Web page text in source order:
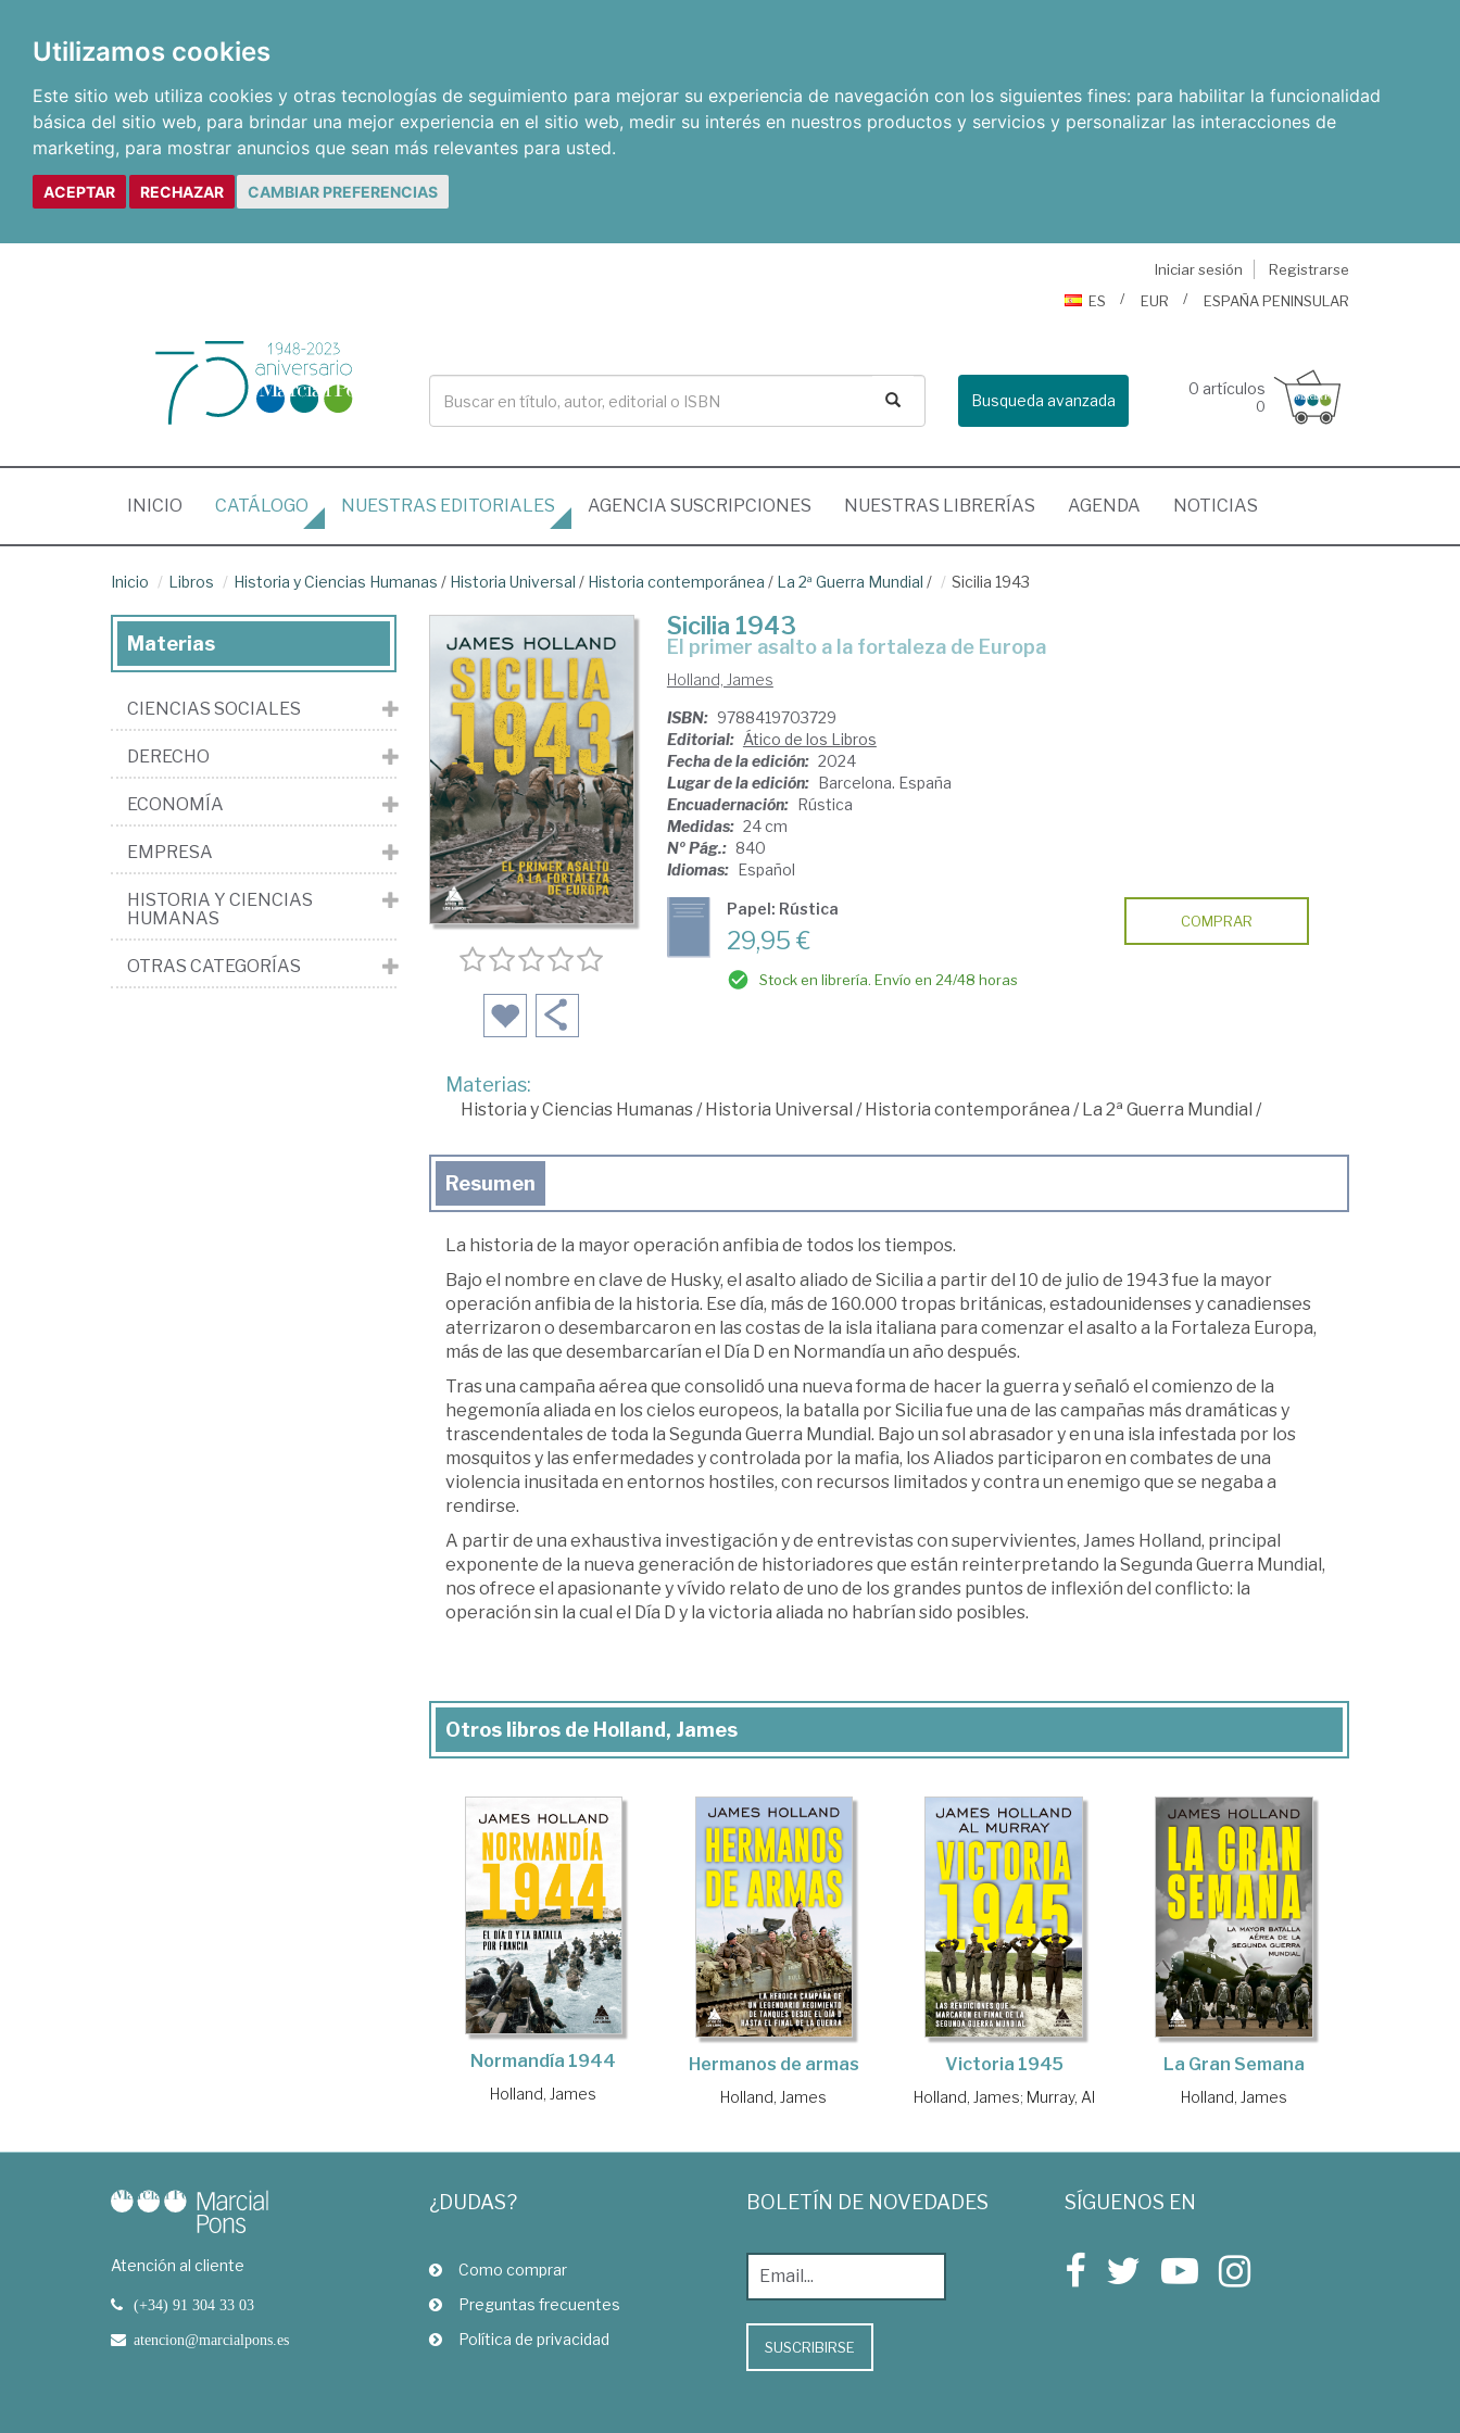
Utilizamos cookies
Este sitio web utiliza cookies y otras tecnologías de seguimiento para mejorar su experiencia de navegación con los siguientes fines: para habilitar la funcionalidad
básica del sitio web, para brindar una mejor experiencia en el sitio web, medir su interés en nuestros productos y servicios y personalizar las interacciones de
marketing, para mostrar anuncios que sean más relevantes para usted.
ACEPTAR RECHAZAR CAMBIAR PREFERENCIAS
Iniciar sesión
Registrarse
ES
EUR ESPAÑA PENINSULAR
Busqueda avanzada
0 artículos
0
INICIO (CURRENT)
CATÁLOGO NUESTRAS EDITORIALES AGENCIA SUSCRIPCIONES NUESTRAS LIBRERÍAS AGENDA NOTICIAS
Inicio Libros Historia y Ciencias Humanas / Historia Universal / Historia contemporánea / La 2ª Guerra Mundial / Sicilia 1943
Sicilia 1943
el primer asalto a la fortaleza de Europa
Holland, James
ISBN: 9788419703729
Editorial: Ático de los Libros
Fecha de la edición: 2024
Lugar de la edición: Barcelona. España
Encuadernación: Rústica
Medidas: 24 cm
Nº Pág.: 840
Idiomas: Español
Papel: Rústica
29,95 €
Stock en librería. Envío en 24/48 horas
COMPRAR
Materias:
Historia y Ciencias Humanas/ Historia Universal / Historia contemporánea / La 2ª Guerra Mundial /
Resumen
La historia de la mayor operación anfibia de todos los tiempos.
Bajo el nombre en clave de Husky, el asalto aliado de Sicilia a partir del 10 de julio de 1943 fue la mayor
operación anfibia de la historia. Ese día, más de 160.000 tropas británicas, estadounidenses y canadienses
aterrizaron o desembarcaron en las costas de la isla italiana para comenzar el asalto a la Fortaleza Europa,
más de las que desembarcarían el Día D en Normandía un año después.
Tras una campaña aérea que consolidó una nueva forma de hacer la guerra y señaló el comienzo de la
hegemonía aliada en los cielos europeos, la batalla por Sicilia fue una de las campañas más dramáticas y
trascendentales de toda la Segunda Guerra Mundial. Bajo un sol abrasador y en una isla infestada por los
mosquitos y las enfermedades y controlada por la mafia, los Aliados participaron en combates de una
violencia inusitada en entornos hostiles, con recursos limitados y contra un enemigo que se negaba a
rendirse.
A partir de una exhaustiva investigación y de entrevistas con supervivientes, James Holland, principal
exponente de la nueva generación de historiadores que están reinterpretando la Segunda Guerra Mundial,
nos ofrece el apasionante y vívido relato de uno de los grandes puntos de inflexión del conflicto: la
operación sin la cual el Día D y la victoria aliada no habrían sido posibles.
Otros libros de Holland, James
Normandía 1944
Holland, James
Hermanos de armas
Holland, James
Victoria 1945
Holland, James; Murray, Al
La Gran Semana
Holland, James
Materias
CIENCIAS SOCIALES
DERECHO
ECONOMÍA
EMPRESA
HISTORIA Y CIENCIAS
HUMANAS
OTRAS CATEGORÍAS
Atención al cliente
(+34) 91 304 33 03
atencion@marcialpons.es
¿DUDAS?
Como comprar
Preguntas frecuentes
Política de privacidad
BOLETÍN DE NOVEDADES
SUSCRIBIRSE
SÍGUENOS EN